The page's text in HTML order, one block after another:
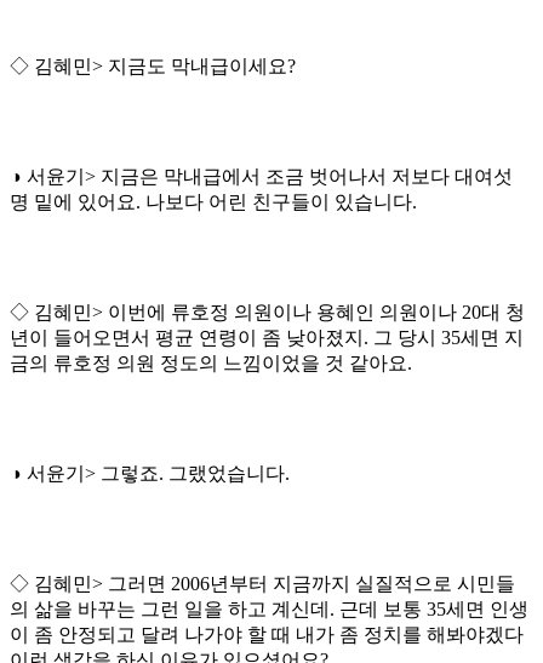
◇ 김혜민> 지금도 막내급이세요?
◑ 서윤기> 지금은 막내급에서 조금 벗어나서 저보다 대여섯
명 밑에 있어요. 나보다 어린 친구들이 있습니다.
◇ 김혜민> 이번에 류호정 의원이나 용혜인 의원이나 20대 청
년이 들어오면서 평균 연령이 좀 낮아졌지. 그 당시 35세면 지
금의 류호정 의원 정도의 느낌이었을 것 같아요.
◑ 서윤기> 그렇죠. 그랬었습니다.
◇ 김혜민> 그러면 2006년부터 지금까지 실질적으로 시민들
의 삶을 바꾸는 그런 일을 하고 계신데. 근데 보통 35세면 인생
이 좀 안정되고 달려 나가야 할 때 내가 좀 정치를 해봐야겠다